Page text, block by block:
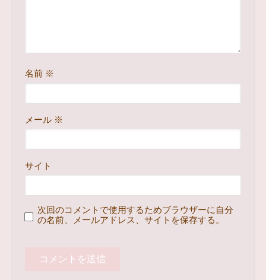
名前 ※
メール ※
サイト
次回のコメントで使用するためブラウザーに自分
の名前、メールアドレス、サイトを保存する。